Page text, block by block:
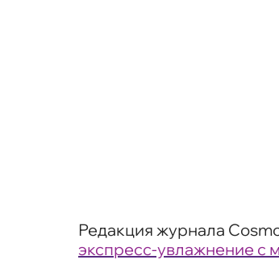
Редакция журнала
экспресс-увлажнение с